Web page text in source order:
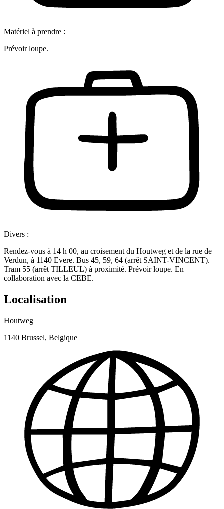
Matériel à prendre :
Prévoir loupe.
Divers :
Rendez-vous à 14 h 00, au croisement du Houtweg et de la rue de
Verdun, à 1140 Evere. Bus 45, 59, 64 (arrêt SAINT-VINCENT).
Tram 55 (arrêt TILLEUL) à proximité. Prévoir loupe. En
collaboration avec la CEBE.
Localisation
Houtweg
1140 Brussel, Belgique